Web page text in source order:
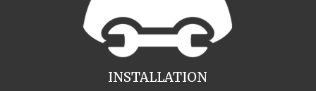
INSTALLATION